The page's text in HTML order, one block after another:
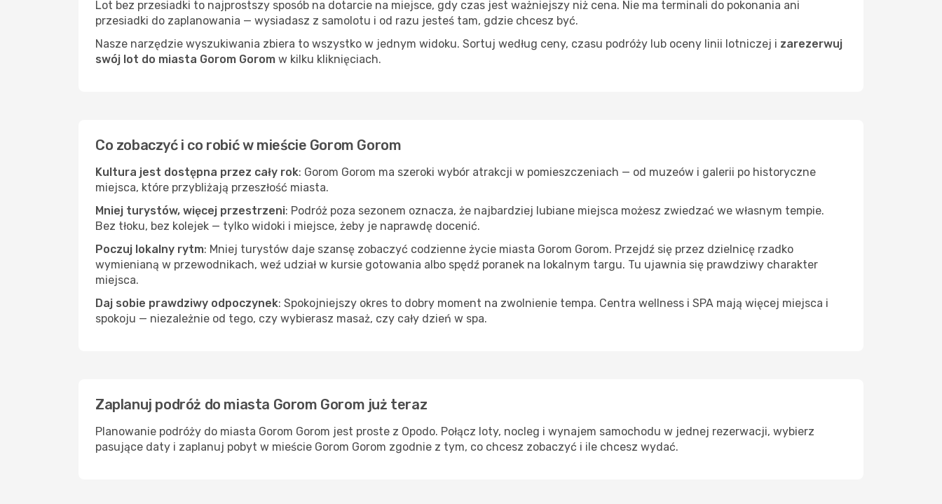
Lot bez przesiadki to najprostszy sposób na dotarcie na miejsce, gdy czas jest ważniejszy niż cena. Nie ma terminali do pokonania ani
przesiadki do zaplanowania — wysiadasz z samolotu i od razu jesteś tam, gdzie chcesz być.
Nasze narzędzie wyszukiwania zbiera to wszystko w jednym widoku. Sortuj według ceny, czasu podróży lub oceny linii lotniczej i zarezerwuj
swój lot do miasta Gorom Gorom w kilku kliknięciach.
Co zobaczyć i co robić w mieście Gorom Gorom
Kultura jest dostępna przez cały rok: Gorom Gorom ma szeroki wybór atrakcji w pomieszczeniach — od muzeów i galerii po historyczne
miejsca, które przybliżają przeszłość miasta.
Mniej turystów, więcej przestrzeni: Podróż poza sezonem oznacza, że najbardziej lubiane miejsca możesz zwiedzać we własnym tempie.
Bez tłoku, bez kolejek — tylko widoki i miejsce, żeby je naprawdę docenić.
Poczuj lokalny rytm: Mniej turystów daje szansę zobaczyć codzienne życie miasta Gorom Gorom. Przejdź się przez dzielnicę rzadko
wymienianą w przewodnikach, weź udział w kursie gotowania albo spędź poranek na lokalnym targu. Tu ujawnia się prawdziwy charakter
miejsca.
Daj sobie prawdziwy odpoczynek: Spokojniejszy okres to dobry moment na zwolnienie tempa. Centra wellness i SPA mają więcej miejsca i
spokoju — niezależnie od tego, czy wybierasz masaż, czy cały dzień w spa.
Zaplanuj podróż do miasta Gorom Gorom już teraz
Planowanie podróży do miasta Gorom Gorom jest proste z Opodo. Połącz loty, nocleg i wynajem samochodu w jednej rezerwacji, wybierz
pasujące daty i zaplanuj pobyt w mieście Gorom Gorom zgodnie z tym, co chcesz zobaczyć i ile chcesz wydać.